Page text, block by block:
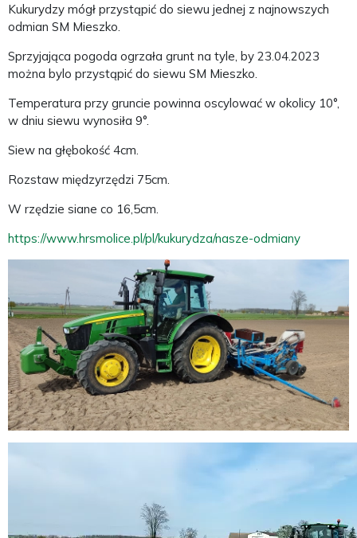
Kukurydzy mógł przystąpić do siewu jednej z najnowszych
odmian SM Mieszko.
Sprzyjająca pogoda ogrzała grunt na tyle, by 23.04.2023
można bylo przystąpić do siewu SM Mieszko.
Temperatura przy gruncie powinna oscylować w okolicy 10°,
w dniu siewu wynosiła 9°.
Siew na głębokość 4cm.
Rozstaw międzyrzędzi 75cm.
W rzędzie siane co 16,5cm.
https://www.hrsmolice.pl/pl/kukurydza/nasze-odmiany